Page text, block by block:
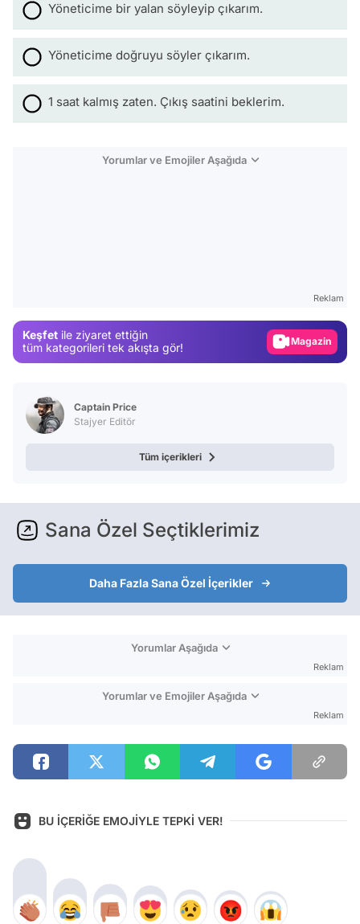
Yöneticime bir yalan söyleyip çıkarım.
Yöneticime doğruyu söyler çıkarım.
1 saat kalmış zaten. Çıkış saatini beklerim.
Yorumlar ve Emojiler Aşağıda
Reklam
Keşfet ile ziyaret ettiğin
tüm kategorileri tek akışta gör!
Magazin
Video
Captain Price
Stajyer Editör
Tüm içerikleri
Sana Özel Seçtiklerimiz
Daha Fazla Sana Özel İçerikler
Yorumlar Aşağıda
Reklam
Yorumlar ve Emojiler Aşağıda
Reklam
BU İÇERİĞE EMOJİYLE TEPKİ VER!